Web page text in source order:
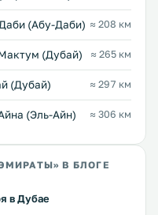
(Абу-Даби) ≈ 208 км
(Дубай) ≈ 265 км
(Дубай) ≈ 297 км
(Эль-Айн) ≈ 306 км
В БЛОГЕ
в Дубае